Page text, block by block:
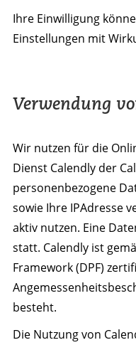
Ihre Einwilligung
Einstellungen mit
Verwendung
Wir nutzen für die
Dienst Calendly der
personenbezogene
sowie Ihre IPAdresse
aktiv nutzen. Eine
statt. Calendly ist
Framework (DPF)
besteht.
Die Nutzung von